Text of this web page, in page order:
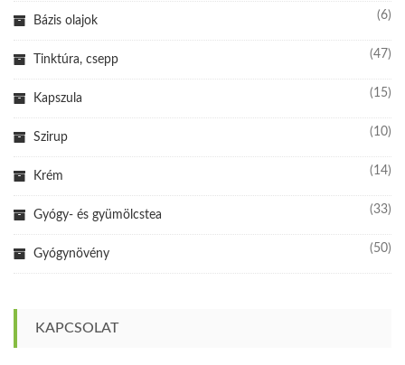
Bázis olajok (6)
Tinktúra, csepp (47)
Kapszula (15)
Szirup (10)
Krém (14)
Gyógy- és gyümölcstea (33)
Gyógynövény (50)
KAPCSOLAT